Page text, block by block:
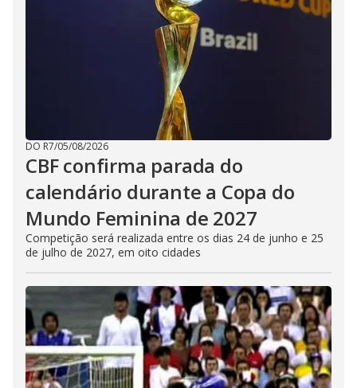
DO R7/05/08/2026
CBF confirma parada do
calendário durante a Copa do
Mundo Feminina de 2027
Competição será realizada entre os dias 24 de junho e 25
de julho de 2027, em oito cidades